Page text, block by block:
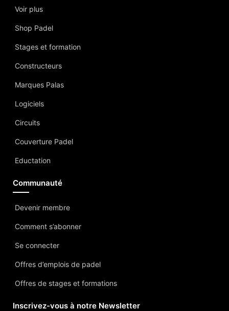
Voir plus
Shop Padel
Stages et formation
Constructeurs
Marques Palas
Logiciels
Circuits
Couverture Padel
Eductation
Communauté
Devenir membre
Comment s’abonner
Se connecter
Offres d’emplois de padel
Offres de stages et formations
Inscrivez-vous à notre Newsletter